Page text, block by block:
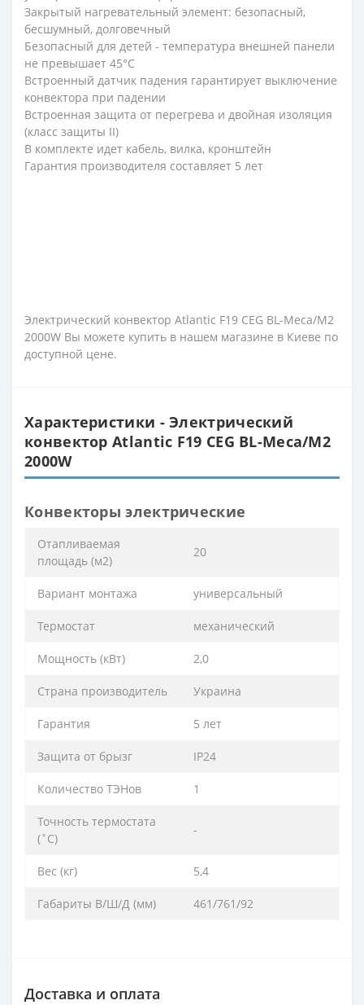
Закрытый нагревательный элемент: безопасный,
бесшумный, долговечный
Безопасный для детей - температура внешней панели
не превышает 45°С
Встроенный датчик падения гарантирует выключение
конвектора при падении
Встроенная защита от перегрева и двойная изоляция
(класс защиты II)
В комплекте идет кабель, вилка, кронштейн
Гарантия производителя составляет 5 лет
Электрический конвектор Atlantic F19 CEG BL-Meca/M2
2000W Вы можете купить в нашем магазине в Киеве по
доступной цене.
Характеристики - Электрический
конвектор Atlantic F19 CEG BL-Meca/M2
2000W
Конвекторы электрические
Отапливаемая
площадь (м2)
20
Вариант монтажа универсальный
Термостат механический
Мощность (кВт) 2,0
Страна производитель Украина
Гарантия 5 лет
Защита от брызг IP24
Количество ТЭНов 1
Точность термостата
(˚С)
-
Вес (кг) 5,4
Габариты В/Ш/Д (мм) 461/761/92
Доставка и оплата